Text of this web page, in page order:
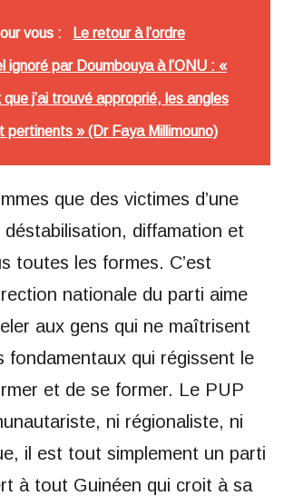
vous : Le retour à l’ordre
ignoré par Doumbouya à l’ONU : «
que j’ai trouvé approprié, les angles
pertinents » (Dr Faya Millimouno)
que des victimes d’une
déstabilisation, diffamation et
toutes les formes. C’est
nationale du parti aime
aux gens qui ne maîtrisent
fondamentaux qui régissent le
et de se former. Le PUP
ni régionaliste, ni
il est tout simplement un parti
à tout Guinéen qui croit à sa